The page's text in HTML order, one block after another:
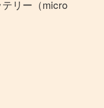
リー（micro